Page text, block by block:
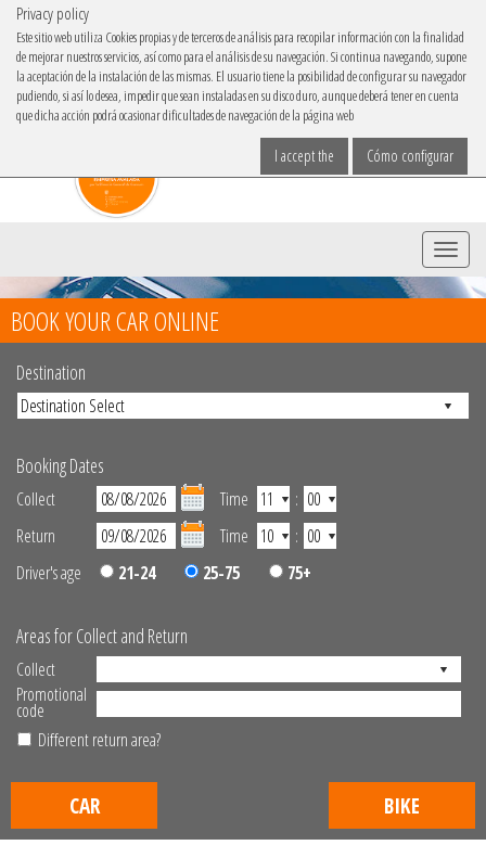
Privacy policy
Este sitio web utiliza Cookies propias y de terceros de análisis para recopilar información con la finalidad
de mejorar nuestros servicios, así como para el análisis de su navegación. Si continua navegando, supone
la aceptación de la instalación de las mismas. El usuario tiene la posibilidad de configurar su navegador
pudiendo, si así lo desea, impedir que sean instaladas en su disco duro, aunque deberá tener en cuenta
que dicha acción podrá ocasionar dificultades de navegación de la página web
Cómo configurar
I accept the
Choose your language
Menu
BOOK YOUR CAR ONLINE
Destination
Booking Dates
Collect Time
:
Return
Time
:
Driver's age
21-24 25-75 75+
Areas for Collect and Return
Collect
Promotional
code
Different return area?
CAR BIKE